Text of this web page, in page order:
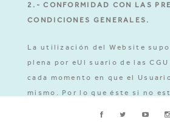
2.- CONFORMIDAD CON LAS
CONDICIONES GENERALES.
La utilización del Website
plena por eUl suario de las
cada momento en que el
mismo. Por lo que éste si no